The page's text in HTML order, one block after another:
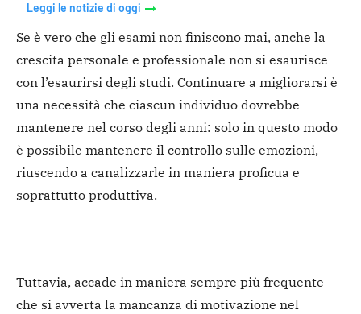
Leggi le notizie di oggi
Se è vero che gli esami non finiscono mai, anche la
crescita personale e professionale non si esaurisce
con l’esaurirsi degli studi. Continuare a migliorarsi è
una necessità che ciascun individuo dovrebbe
mantenere nel corso degli anni: solo in questo modo
è possibile mantenere il controllo sulle emozioni,
riuscendo a canalizzarle in maniera proficua e
soprattutto produttiva.
Tuttavia, accade in maniera sempre più frequente
che si avverta la mancanza di motivazione nel